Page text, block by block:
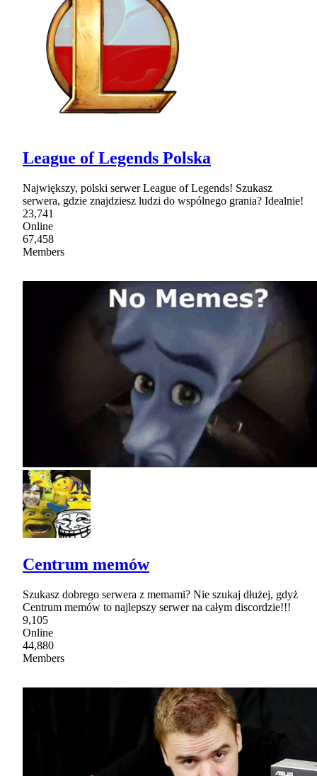
League of Legends Polska
Największy, polski serwer League of Legends! Szukasz
serwera, gdzie znajdziesz ludzi do wspólnego grania? Idealnie!
23,741
Online
67,458
Members
Centrum memów
Szukasz dobrego serwera z memami? Nie szukaj dłużej, gdyż
Centrum memów to najlepszy serwer na całym discordzie!!!
9,105
Online
44,880
Members